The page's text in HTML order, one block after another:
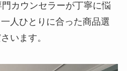
門カウンセラーが丁寧に悩
人ひとりに合った商品選
います。